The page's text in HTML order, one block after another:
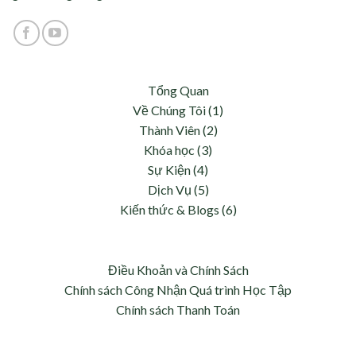
Tổng Quan
Về Chúng Tôi (1)
Thành Viên (2)
Khóa học (3)
Sự Kiện (4)
Dịch Vụ (5)
Kiến thức & Blogs (6)
Điều Khoản và Chính Sách
Chính sách Công Nhận Quá trình Học Tập
Chính sách Thanh Toán